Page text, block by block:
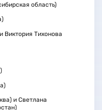
область)
Виктория Тихонова
и Светлана